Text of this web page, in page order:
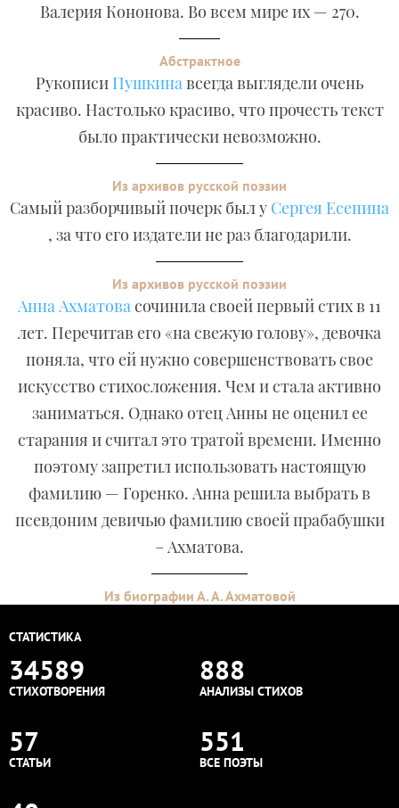
Валерия Кононова. Во всем мире их — 270.
Абстрактное
Рукописи Пушкинавсегда выглядели очень
красиво. Настолько красиво, что прочесть текст
было практически невозможно.
Из архивов русской поэзии
Самый разборчивый почерк был у Сергея Есенина
, за что его издатели не раз благодарили.
Из архивов русской поэзии
Анна Ахматовасочинила своей первый стих в 11
лет. Перечитав его «на свежую голову», девочка
поняла, что ей нужно совершенствовать свое
искусство стихосложения. Чем и стала активно
заниматься. Однако отец Анны не оценил ее
старания и считал это тратой времени. Именно
поэтому запретил использовать настоящую
фамилию — Горенко. Анна решила выбрать в
псевдоним девичью фамилию своей прабабушки
– Ахматова.
Из биографии А. А. Ахматовой
СТАТИСТИКА
34589
СТИХОТВОРЕНИЯ
888
АНАЛИЗЫ СТИХОВ
57
СТАТЬИ
551
ВСЕ ПОЭТЫ